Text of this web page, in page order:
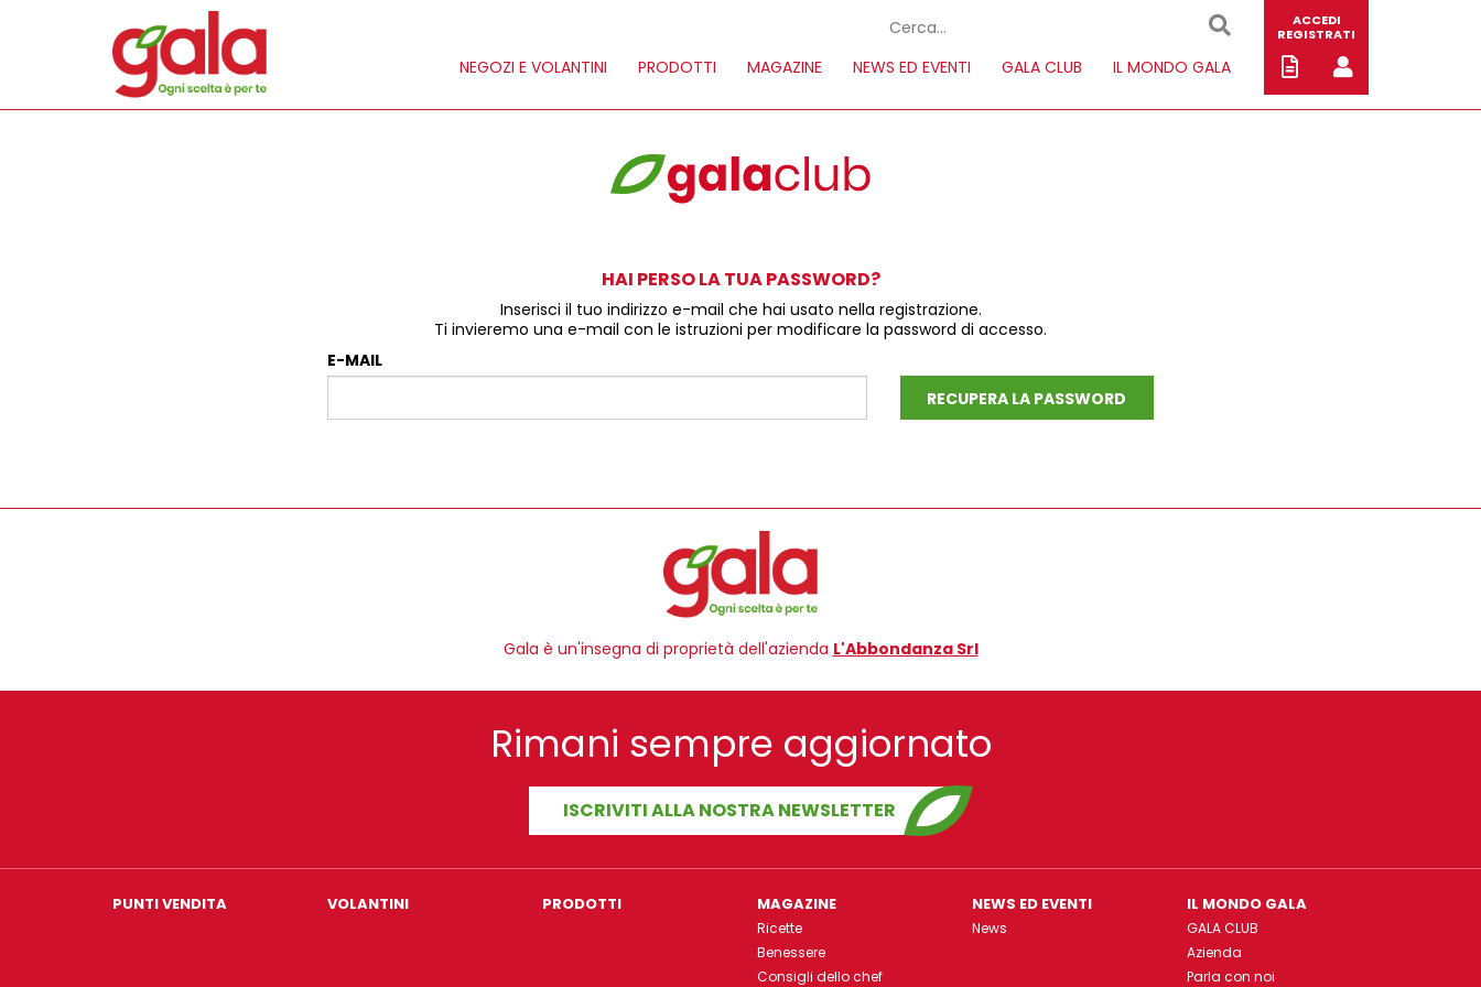
NEGOZI E VOLANTINI PRODOTTI MAGAZINE NEWS ED EVENTI GALA CLUB IL MONDO GALA
ACCEDI
REGISTRATI
HAI PERSO LA TUA PASSWORD?
Inserisci il tuo indirizzo e-mail che hai usato nella registrazione.
Ti invieremo una e-mail con le istruzioni per modificare la password di accesso.
E-MAIL
RECUPERA LA PASSWORD
Gala è un'insegna di proprietà dell'azienda L'Abbondanza Srl
Rimani sempre aggiornato
ISCRIVITI ALLA NOSTRA NEWSLETTER
PUNTI VENDITA VOLANTINI PRODOTTI MAGAZINE
Ricette
Benessere
Consigli dello chef
NEWS ED EVENTI
News
IL MONDO GALA
GALA CLUB
Azienda
Parla con noi